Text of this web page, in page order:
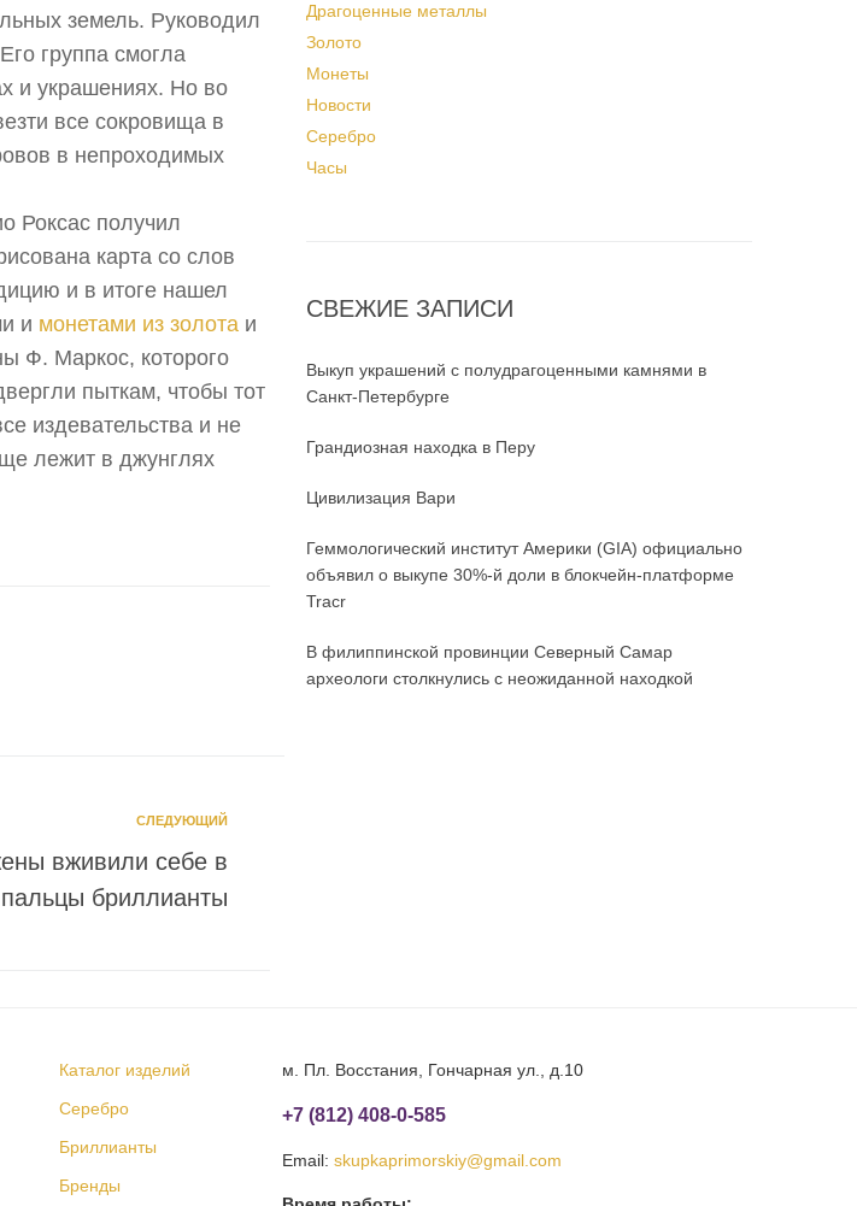
земель. Руководил
группа смогла
и украшениях. Но во
все сокровища в
в непроходимых
Роксас получил
карта со слов
и в итоге нашел
и монетами из золота и
Ф. Маркос, которого
пыткам, чтобы тот
издевательства и не
лежит в джунглях
СЛЕДУЮЩИЙ
вживили себе в
пальцы бриллианты
Драгоценные металлы
Золото
Монеты
Новости
Серебро
Часы
СВЕЖИЕ ЗАПИСИ
Выкуп украшений с полудрагоценными камнями в
Санкт-Петербурге
Грандиозная находка в Перу
Цивилизация Вари
Геммологический институт Америки (GIA) официально
объявил о выкупе 30%-й доли в блокчейн-платформе
Tracr
В филиппинской провинции Северный Самар
археологи столкнулись с неожиданной находкой
Каталог изделий
Серебро
Бриллианты
Бренды
м. Пл. Восстания, Гончарная ул., д.10
+7 (812) 408-0-585
Email: skupkaprimorskiy@gmail.com